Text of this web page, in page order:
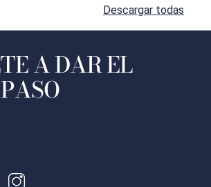
Descargar todas
A DAR EL